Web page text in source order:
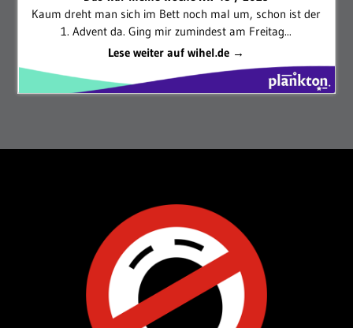
Kaum dreht man sich im Bett noch mal um, schon ist der
1. Advent da. Ging mir zumindest am Freitag...
Lese weiter auf wihel.de →